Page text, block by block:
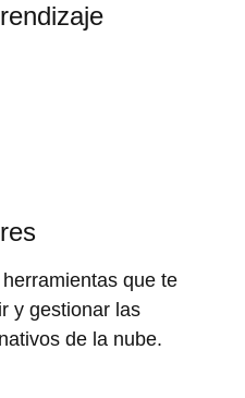
que te
y gestionar las
de la nube.